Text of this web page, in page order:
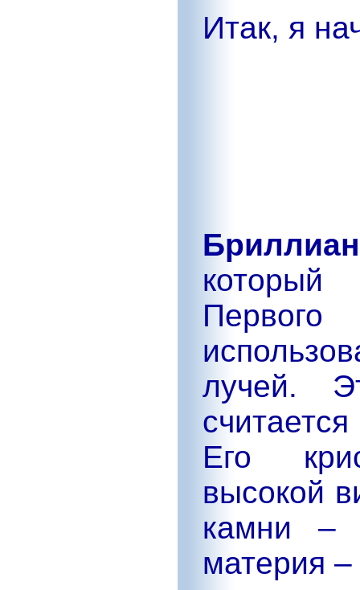
Итак, я
который
лучей.
Его
высокой
камни –
материя –